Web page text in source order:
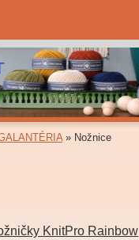
» Nožnice
KnitPro Rainbow